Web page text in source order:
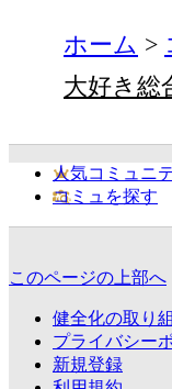
ホーム
大好き総
人気コミュニ
コミュを探す
このページの上部へ
健全化の取り
プライバシー
新規登録